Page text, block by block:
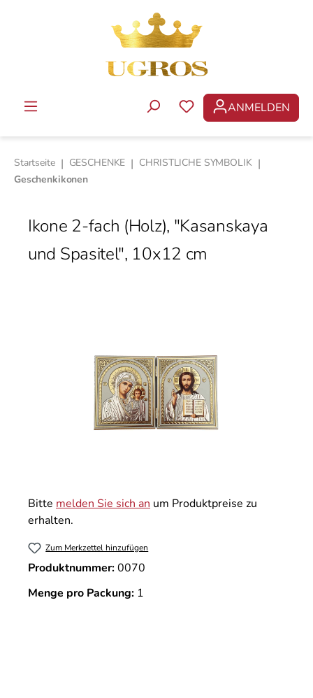
DU HAST 0
ANMELDEN
Startseite | GESCHENKE | CHRISTLICHE SYMBOLIK |
Geschenkikonen
Ikone 2-fach (Holz), "Kasanskaya
und Spasitel", 10x12 cm
Bitte melden Sie sich an um Produktpreise zu
erhalten.
Zum Merkzettel hinzufügen
Produktnummer:0070
Menge pro Packung: 1